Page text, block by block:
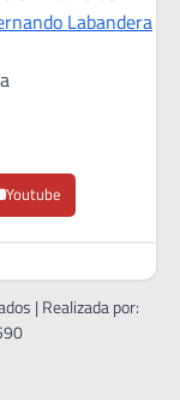
Labandera
Youtube